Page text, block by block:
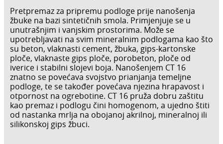
Pretpremaz za pripremu podloge prije nanošenja
žbuke na bazi sintetičnih smola. Primjenjuje se u
unutrašnjim i vanjskim prostorima. Može se
upotrebljavati na svim mineralnim podlogama kao što
su beton, vlaknasti cement, žbuka, gips-kartonske
ploče, vlaknaste gips ploče, porobeton, ploče od
iverice i stabilni slojevi boja. Nanošenjem CT 16
znatno se povećava svojstvo prianjanja temeljne
podloge, te se također povećava njezina hrapavost i
otpornost na ogrebotine. CT 16 pruža dobru zaštitu
kao premaz i podlogu čini homogenom, a ujedno štiti
od nastanka mrlja na obojanoj akrilnoj, mineralnoj ili
silikonskoj gips žbuci.